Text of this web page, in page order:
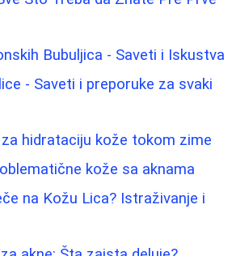
Bubuljica - Saveti i Iskustva
- Saveti i preporuke za svaki
hidrataciju kože tokom zime
kože sa aknama
na Kožu Lica? Istraživanje i